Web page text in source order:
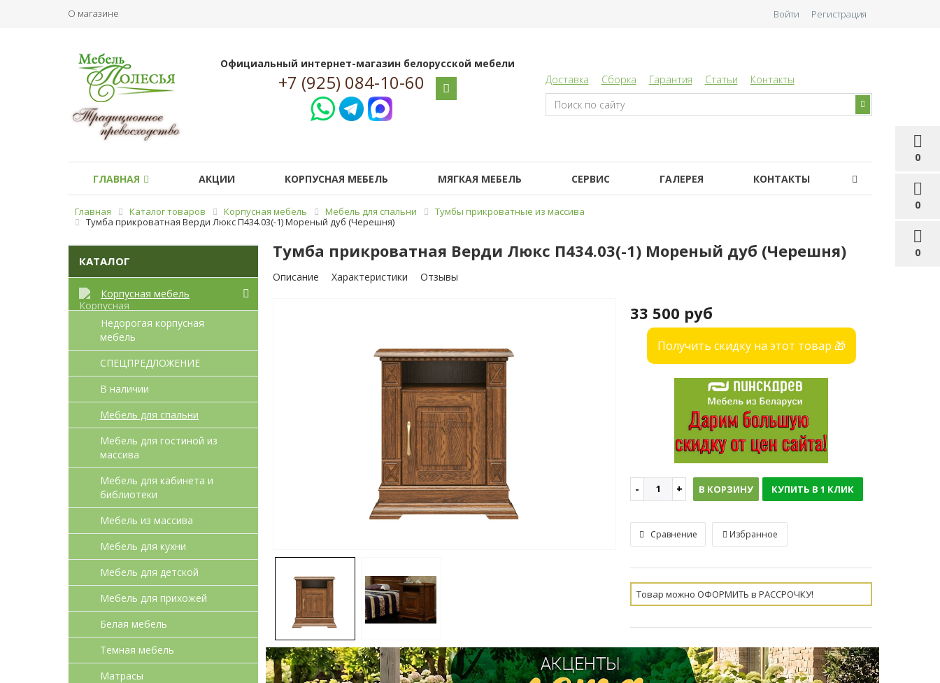
О магазине
0
0
0
Войти Регистрация
Официальный интернет-магазин белорусской мебели
+7 (925) 084-10-60 Доставка Сборка Гарантия Статьи Контакты
ГЛАВНАЯ АКЦИИ КОРПУСНАЯ МЕБЕЛЬ МЯГКАЯ МЕБЕЛЬ СЕРВИС ГАЛЕРЕЯ КОНТАКТЫ
Главная Каталог товаров Корпусная мебель Мебель для спальни
Тумбы прикроватные из массива
Тумба прикроватная Верди Люкс П434.03(-1) Мореный дуб (Черешня)
КАТАЛОГ
Корпусная мебель
Недорогая корпусная
мебель
СПЕЦПРЕДЛОЖЕНИЕ
В наличии
Мебель для спальни
Мебель для гостиной из
массива
Мебель для кабинета и
библиотеки
Мебель из массива
Мебель для кухни
Мебель для детcкой
Мебель для прихожей
Белая мебель
Темная мебель
Матрасы
Тумба прикроватная Верди Люкс П434.03(-1) Мореный дуб (Черешня)
Описание Характеристики Отзывы
33 500 руб
Получить скидку на этот товар 🎁
В КОРЗИНУ КУПИТЬ В 1 КЛИК
Сравнение Избранное
Товар можно ОФОРМИТЬ в РАССРОЧКУ!